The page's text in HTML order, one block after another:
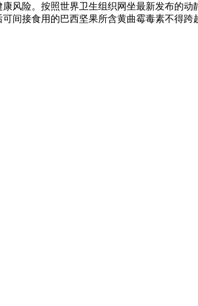
风险。按照世界卫生组织网坐最新发布的
接食用的巴西坚果所含黄曲霉毒素不得跨